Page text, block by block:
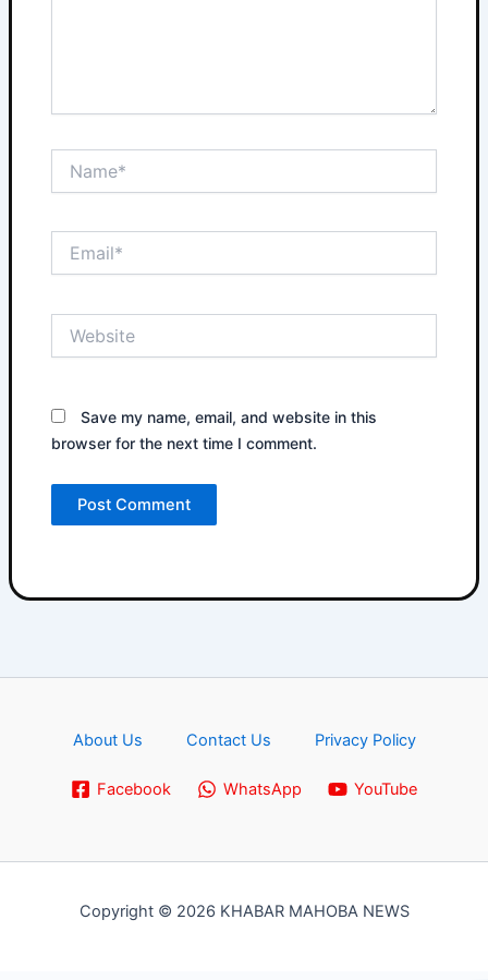
Save my name, email, and website in this
browser for the next time I comment.
About Us Contact Us Privacy Policy
Facebook WhatsApp YouTube
Copyright © 2026 KHABAR MAHOBA NEWS